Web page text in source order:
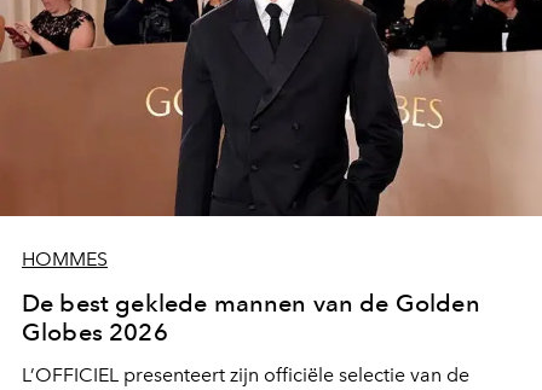
HOMMES
De best geklede mannen van de Golden
Globes 2026
L’OFFICIEL presenteert zijn officiële selectie van de